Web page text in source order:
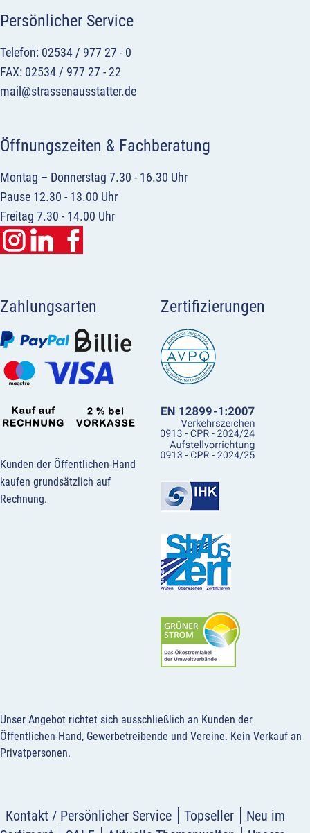
Persönlicher Service
Telefon: 02534 / 977 27 - 0
FAX: 02534 / 977 27 - 22
mail@strassenausstatter.de
Öffnungszeiten & Fachberatung
Montag – Donnerstag 7.30 - 16.30 Uhr
Pause 12.30 - 13.00 Uhr
Freitag 7.30 - 14.00 Uhr
Zahlungsarten
Kunden der Öffentlichen-Hand
kaufen grundsätzlich auf
Rechnung.
Zertifizierungen
Unser Angebot richtet sich ausschließlich an Kunden der
Öffentlichen-Hand, Gewerbetreibende und Vereine. Kein Verkauf an
Privatpersonen.
Kontakt / Persönlicher Service Topseller
Neu im